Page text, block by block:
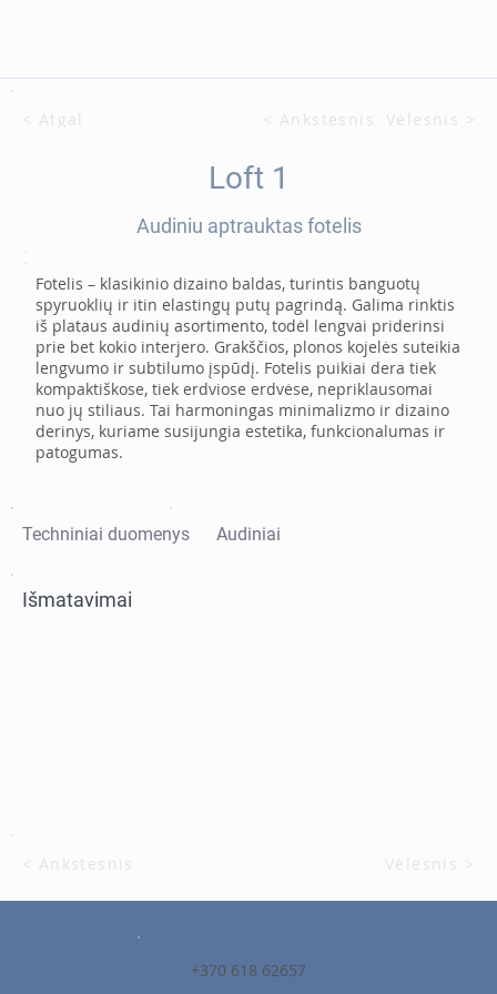
< Atgal < Ankstesnis Vėlesnis >
Loft 1
Audiniu aptrauktas fotelis
Fotelis – klasikinio dizaino baldas, turintis banguotų
spyruoklių ir itin elastingų putų pagrindą. Galima rinktis
iš plataus audinių asortimento, todėl lengvai priderinsi
prie bet kokio interjero. Grakščios, plonos kojelės suteikia
lengvumo ir subtilumo įspūdį. Fotelis puikiai dera tiek
kompaktiškose, tiek erdviose erdvėse, nepriklausomai
nuo jų stiliaus. Tai harmoningas minimalizmo ir dizaino
derinys, kuriame susijungia estetika, funkcionalumas ir
patogumas.
Techniniai duomenys Audiniai
Išmatavimai
< Ankstesnis Vėlesnis >
+370 618 62657